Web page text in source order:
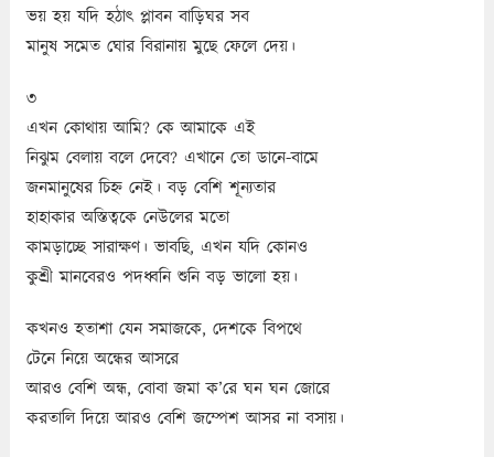
ভয় হয় যদি হঠাৎ প্লাবন বাড়িঘর সব
মানুষ সমেত ঘোর বিরানায় মুছে ফেলে দেয়।
৩
এখন কোথায় আমি? কে আমাকে এই
নিঝুম বেলায় বলে দেবে? এখানে তো ডানে-বামে
জনমানুষের চিহ্ন নেই। বড় বেশি শূন্যতার
হাহাকার অস্তিত্বকে নেউলের মতো
কামড়াচ্ছে সারাক্ষণ। ভাবছি, এখন যদি কোনও
কুশ্রী মানবেরও পদধ্বনি শুনি বড় ভালো হয়।
কখনও হতাশা যেন সমাজকে, দেশকে বিপথে
টেনে নিয়ে অন্ধের আসরে
আরও বেশি অন্ধ, বোবা জমা ক’রে ঘন ঘন জোরে
করতালি দিয়ে আরও বেশি জম্পেশ আসর না বসায়।